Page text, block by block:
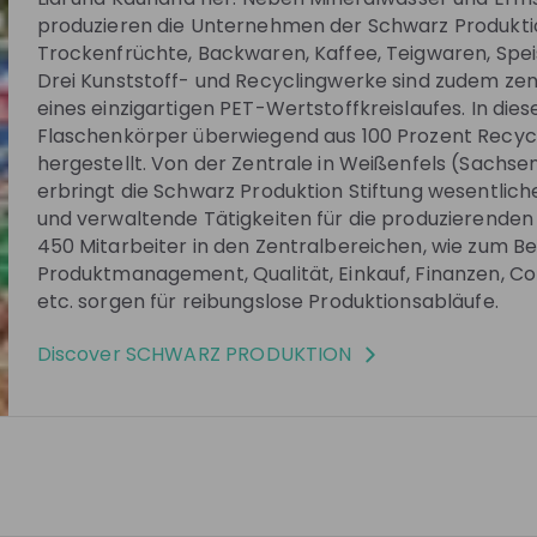
no upcoming live streams
the company to receive their updates on
upcoming live streams!
Follow
See all
55:29
die Schwarz
Durch
2 years ago 03:57:46
SCHWARZ PRODUKTION
produzieren die Unternehmen der Schwarz
Trockenfrüchte, Backwaren, Kaffee, Teigwaren,
Drei Kunststoff- und Recyclingwerke sind zudem
eines einzigartigen PET-Wertstoffkreislaufes. In
Flaschenkörper überwiegend aus 100 Prozent
hergestellt. Von der Zentrale in Weißenfels
erbringt die Schwarz Produktion Stiftung
und verwaltende Tätigkeiten für die
450 Mitarbeiter in den Zentralbereichen, wie zum
Produktmanagement, Qualität, Einkauf, Finanzen,
etc. sorgen für reibungslose Produktionsabläufe.
Discover SCHWARZ PRODUKTION